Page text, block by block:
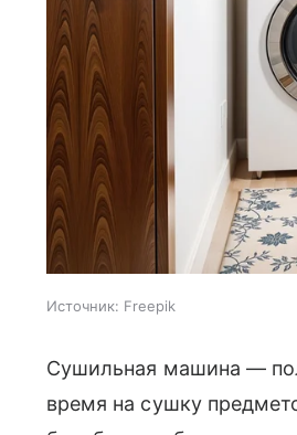
Источник: Freepik
Сушильная машина —
время на сушку